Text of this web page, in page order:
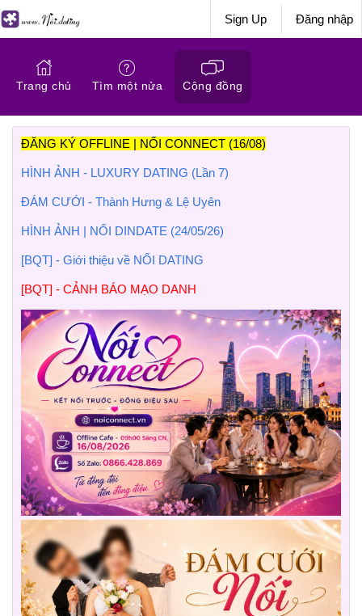
Sign Up Đăng nhập
Trang chủ Tìm một nửa Cộng đồng
ĐĂNG KÝ OFFLINE | NỐI CONNECT (16/08)
HÌNH ẢNH - LUXURY DATING (Lần 7)
ĐÁM CƯỚI - Thành Hưng & Lệ Uyên
HÌNH ẢNH | NỐI DINDATE (24/05/26)
[BQT] - Giới thiệu về NỐI DATING
[BQT] - CẢNH BÁO MẠO DANH